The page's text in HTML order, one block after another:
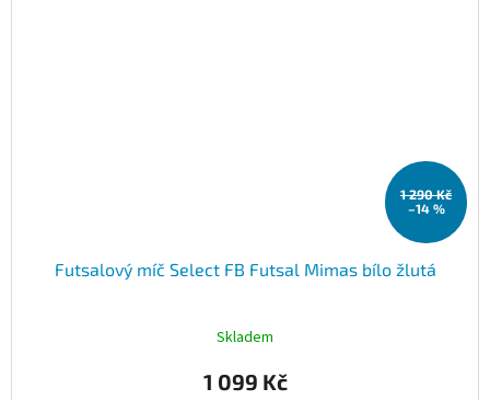
1 290 Kč
–14 %
Futsalový míč Select FB Futsal Mimas bílo žlutá
Skladem
1 099 Kč